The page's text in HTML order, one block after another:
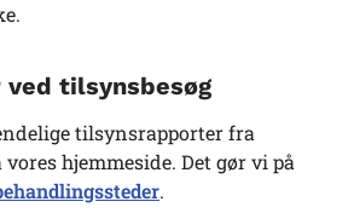
ved tilsynsbesøg
tilsynsrapporter fra
hjemmeside. Det gør vi på
.